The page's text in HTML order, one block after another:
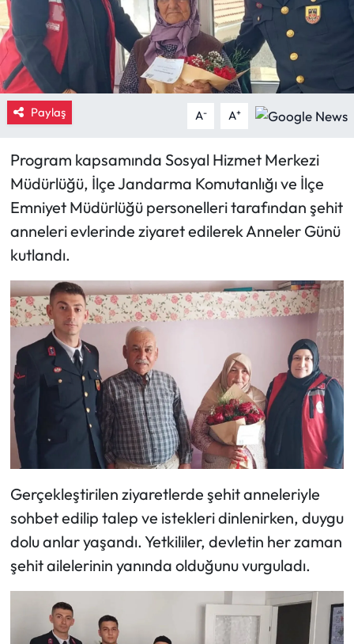
Paylaş A- A+
Program kapsamında Sosyal Hizmet Merkezi
Müdürlüğü, İlçe Jandarma Komutanlığı ve İlçe
Emniyet Müdürlüğü personelleri tarafından şehit
anneleri evlerinde ziyaret edilerek Anneler Günü
kutlandı.
Gerçekleştirilen ziyaretlerde şehit anneleriyle
sohbet edilip talep ve istekleri dinlenirken, duygu
dolu anlar yaşandı. Yetkililer, devletin her zaman
şehit ailelerinin yanında olduğunu vurguladı.
Ekonomi
Güncel
İskilip Haberleri
Kimdir?
Kültür Sanat
Laçin Haberleri
Magazin
Mecitözü Haberleri
Oğuzlar Haberleri
Ortaköy Haberleri
Osmancık Haberleri
Otomotiv
Resmi İlan
Resmi Reklam
Sağlık